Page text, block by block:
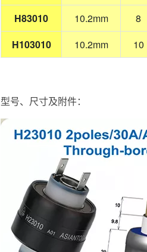
H83010
10.2mm 8
H103010
10.2mm 10
型号、尺寸及附件：